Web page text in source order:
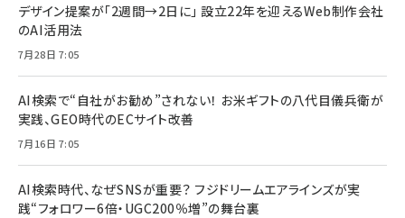
デザイン提案が「2週間→2日に」 設立22年を迎えるWeb制作会社
のAI活用法
7月28日 7:05
AI検索で“自社がお勧め”されない！ お米ギフトの八代目儀兵衛が
実践、GEO時代のECサイト改善
7月16日 7:05
AI検索時代、なぜSNSが重要？ フジドリームエアラインズが実
践“フォロワー6倍・UGC200％増”の舞台裏